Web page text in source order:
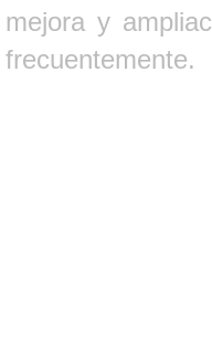
mejora y
frecuentemente.